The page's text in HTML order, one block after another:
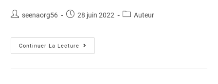
seenaorg56 28 juin 2022 Auteur
Continuer La Lecture